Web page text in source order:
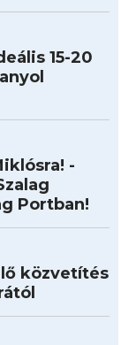
15-20
-
Portban!
közvetítés